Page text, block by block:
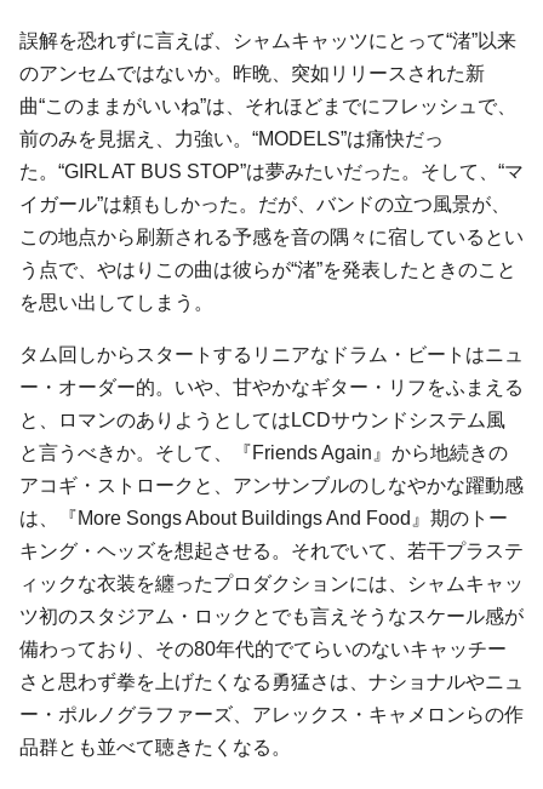
誤解を恐れずに言えば、シャムキャッツにとって“渚”以来
のアンセムではないか。昨晩、突如リリースされた新
曲“このままがいいね”は、それほどまでにフレッシュで、
前のみを見据え、力強い。“MODELS”は痛快だっ
た。“GIRL AT BUS STOP”は夢みたいだった。そして、“マ
イガール”は頼もしかった。だが、バンドの立つ風景が、
この地点から刷新される予感を音の隅々に宿しているとい
う点で、やはりこの曲は彼らが“渚”を発表したときのこと
を思い出してしまう。
タム回しからスタートするリニアなドラム・ビートはニュ
ー・オーダー的。いや、甘やかなギター・リフをふまえる
と、ロマンのありようとしてはLCDサウンドシステム風
と言うべきか。そして、『Friends Again』から地続きの
アコギ・ストロークと、アンサンブルのしなやかな躍動感
は、『More Songs About Buildings And Food』期のトー
キング・ヘッズを想起させる。それでいて、若干プラステ
ィックな衣装を纏ったプロダクションには、シャムキャッ
ツ初のスタジアム・ロックとでも言えそうなスケール感が
備わっており、その80年代的でてらいのないキャッチー
さと思わず拳を上げたくなる勇猛さは、ナショナルやニュ
ー・ポルノグラファーズ、アレックス・キャメロンらの作
品群とも並べて聴きたくなる。